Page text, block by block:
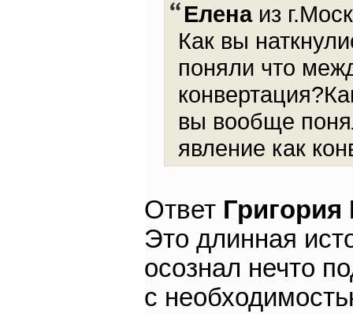
Еленаиз
Как вы
поняли что
вы вообще
явление как
Ответ
Это длинная
осознал нечто
с